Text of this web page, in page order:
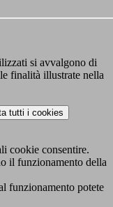
si avvalgono di
finalità illustrate nella
tutti i cookies
cookie consentire.
il funzionamento della
funzionamento potete